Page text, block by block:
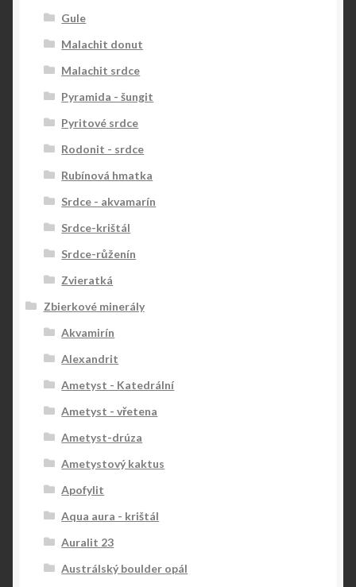
Gule
Malachit donut
Malachit srdce
Pyramida - šungit
Pyritové srdce
Rodonit - srdce
Rubínová hmatka
Srdce - akvamarín
Srdce-krištál
Srdce-růženín
Zvieratká
Zbierkové minerály
Akvamirín
Alexandrit
Ametyst - Katedrální
Ametyst - vřetena
Ametyst-drúza
Ametystový kaktus
Apofylit
Aqua aura - krištál
Auralit 23
Austrálský boulder opál